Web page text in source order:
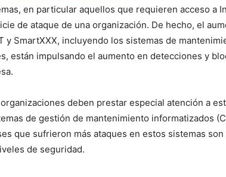
en particular aquellos que requieren acceso a
de ataque de una organización. De hecho, el
y SmartXXX, incluyendo los sistemas de
están impulsando el aumento en detecciones y
deben prestar especial atención a
de gestión de mantenimiento informatizados
que sufrieron más ataques en estos sistemas
de seguridad.